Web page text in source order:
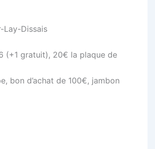
Lay-Dissais
(+1 gratuit), 20€ la plaque de
bon d’achat de 100€, jambon